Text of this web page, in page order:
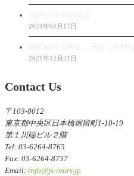
2024年04月17日
2021年12月21日
Contact Us
〒103-0012
東京都中央区日本橋堀留町1-10-19
第１川端ビル２階
Tel: 03-6264-8765
Fax: 03-6264-8737
Email: info@js-tours.jp